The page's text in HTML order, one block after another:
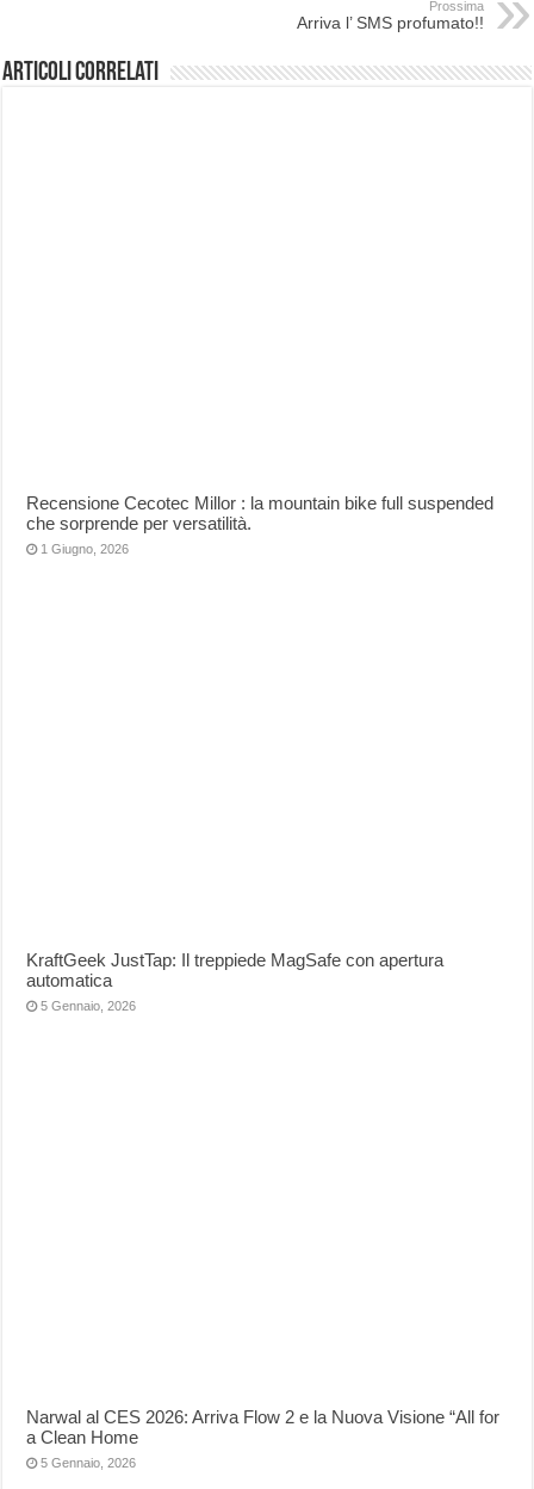
Prossima
Arriva l’ SMS profumato!!
Articoli correlati
Recensione Cecotec Millor : la mountain bike full suspended
che sorprende per versatilità.
1 Giugno, 2026
KraftGeek JustTap: Il treppiede MagSafe con apertura
automatica
5 Gennaio, 2026
Narwal al CES 2026: Arriva Flow 2 e la Nuova Visione “All for
a Clean Home
5 Gennaio, 2026